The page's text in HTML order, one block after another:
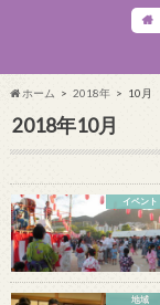
ホーム 2018年 10月
2018年10月
イベント
地域